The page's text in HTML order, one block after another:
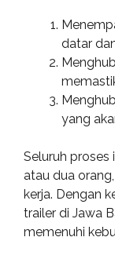
datar
yang
Seluruh proses
atau dua
kerja. Dengan
trailer di Jawa
memenuhi